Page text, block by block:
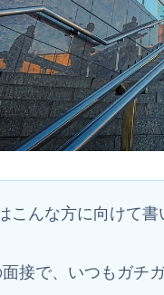
こんな方に向けて
接で、いつもガチ